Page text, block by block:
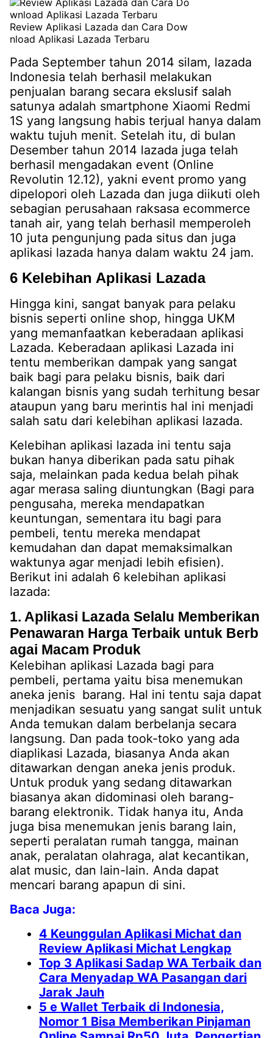
Review Aplikasi Lazada dan Cara Dow
nload Aplikasi Lazada Terbaru
Pada September tahun 2014 silam, lazada
Indonesia telah berhasil melakukan
penjualan barang secara ekslusif salah
satunya adalah smartphone Xiaomi Redmi
1S yang langsung habis terjual hanya dalam
waktu tujuh menit. Setelah itu, di bulan
Desember tahun 2014 lazada juga telah
berhasil mengadakan event (Online
Revolutin 12.12), yakni event promo yang
dipelopori oleh Lazada dan juga diikuti oleh
sebagian perusahaan raksasa ecommerce
tanah air, yang telah berhasil memperoleh
10 juta pengunjung pada situs dan juga
aplikasi lazada hanya dalam waktu 24 jam.
6 Kelebihan Aplikasi Lazada
Hingga kini, sangat banyak para pelaku
bisnis seperti online shop, hingga UKM
yang memanfaatkan keberadaan aplikasi
Lazada. Keberadaan aplikasi Lazada ini
tentu memberikan dampak yang sangat
baik bagi para pelaku bisnis, baik dari
kalangan bisnis yang sudah terhitung besar
ataupun yang baru merintis hal ini menjadi
salah satu dari kelebihan aplikasi lazada.
Kelebihan aplikasi lazada ini tentu saja
bukan hanya diberikan pada satu pihak
saja, melainkan pada kedua belah pihak
agar merasa saling diuntungkan (Bagi para
pengusaha, mereka mendapatkan
keuntungan, sementara itu bagi para
pembeli, tentu mereka mendapat
kemudahan dan dapat memaksimalkan
waktunya agar menjadi lebih efisien).
Berikut ini adalah 6 kelebihan aplikasi
lazada:
1. Aplikasi Lazada Selalu Memberikan
Penawaran Harga Terbaik untuk Berb
agai Macam Produk
Kelebihan aplikasi Lazada bagi para
pembeli, pertama yaitu bisa menemukan
aneka jenis barang. Hal ini tentu saja dapat
menjadikan sesuatu yang sangat sulit untuk
Anda temukan dalam berbelanja secara
langsung. Dan pada took-toko yang ada
diaplikasi Lazada, biasanya Anda akan
ditawarkan dengan aneka jenis produk.
Untuk produk yang sedang ditawarkan
biasanya akan didominasi oleh barang-
barang elektronik. Tidak hanya itu, Anda
juga bisa menemukan jenis barang lain,
seperti peralatan rumah tangga, mainan
anak, peralatan olahraga, alat kecantikan,
alat music, dan lain-lain. Anda dapat
mencari barang apapun di sini.
Baca Juga:
4 Keunggulan Aplikasi Michat dan
Review Aplikasi Michat Lengkap
Top 3 Aplikasi Sadap WA Terbaik dan
Cara Menyadap WA Pasangan dari
Jarak Jauh
5 e Wallet Terbaik di Indonesia,
Nomor 1 Bisa Memberikan Pinjaman